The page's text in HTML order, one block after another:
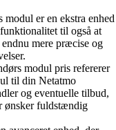
er en ekstra enhed
til også at
mere præcise og
modul pris refererer
til din Netatmo
og eventuelle tilbud,
ønsker fuldstændig